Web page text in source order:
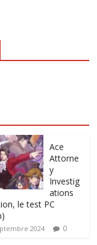
Ace
Attorne
y
Investig
ations
le test PC
2024 0